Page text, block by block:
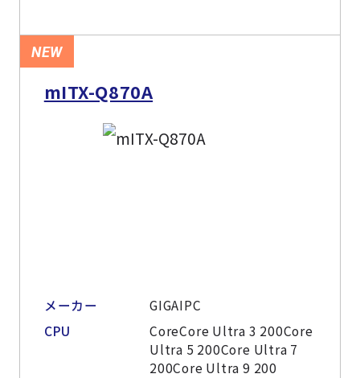
NEW
mITX-Q870A
メーカー
GIGAIPC
CPU
CoreCore Ultra 3 200Core
Ultra 5 200Core Ultra 7
200Core Ultra 9 200